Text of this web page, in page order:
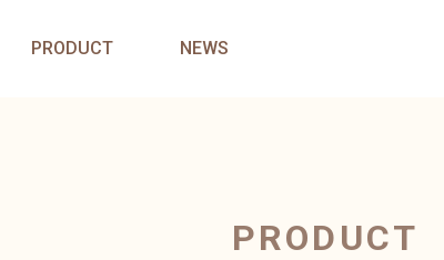
PRODUCT NEWS
PRODUCT